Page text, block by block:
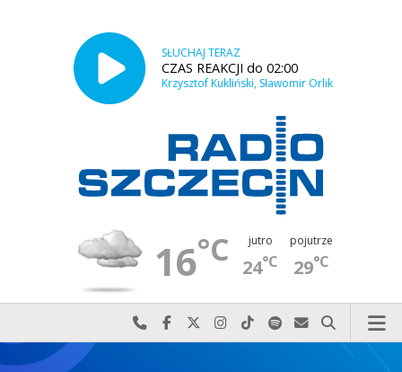
SŁUCHAJ TERAZ
CZAS REAKCJI do 02:00
Krzysztof Kukliński, Sławomir Orlik
16°C jutro
24°C
pojutrze
29°C
Najlepiej po prostu do nas zadzwoń
Odwiedź nas na Facebook-u
Odwiedź nas na X
Odwiedź nas na Instagram-ie
Odwiedź nas na TikTok-u
Szukaj nas na Spotify
Wyślij do nas
Szukaj